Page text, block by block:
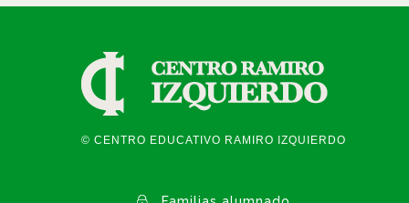
© CENTRO EDUCATIVO RAMIRO IZQUIERDO